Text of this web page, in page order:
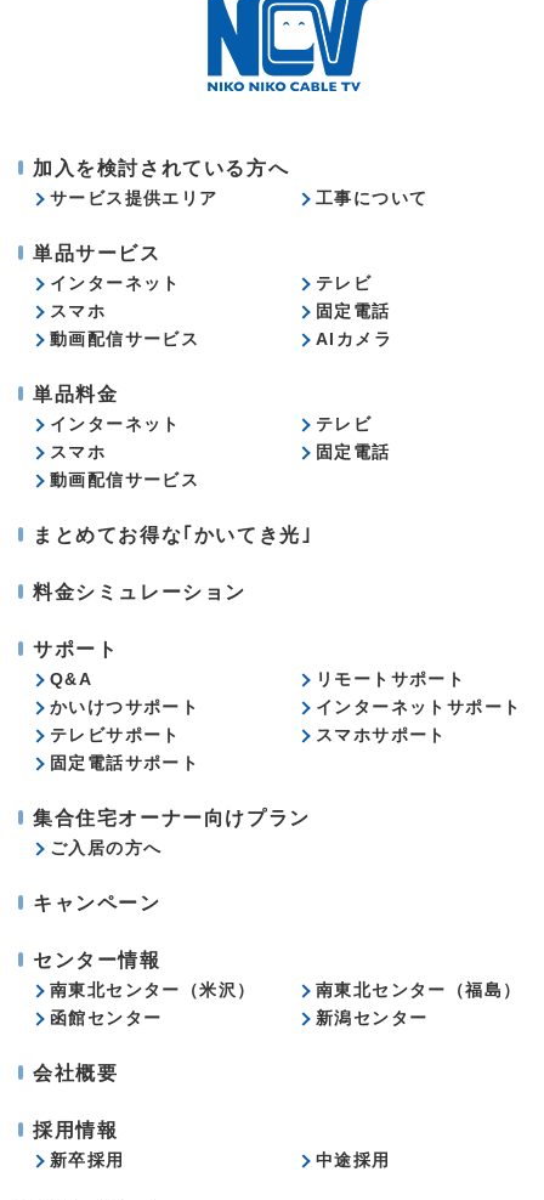
加入を検討されている方へ
サービス提供エリア 工事について
単品サービス
インターネット
テレビ
スマホ
固定電話
動画配信サービス
AIカメラ
単品料金
インターネット
テレビ
スマホ
固定電話
動画配信サービス
まとめてお得な｢かいてき光｣
料金シミュレーション
サポート
Q&A
リモートサポート
かいけつサポート
インターネットサポート
テレビサポート
スマホサポート
固定電話サポート
集合住宅オーナー向けプラン
ご入居の方へ
キャンペーン
センター情報
南東北センター（米沢）
南東北センター（福島）
函館センター
新潟センター
会社概要
採用情報
新卒採用 中途採用